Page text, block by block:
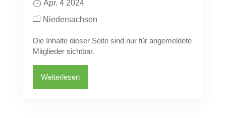
Apr. 4 2024
Niedersachsen
Die Inhalte dieser Seite sind nur für angemeldete
Mitglieder sichtbar.
Weiterlesen